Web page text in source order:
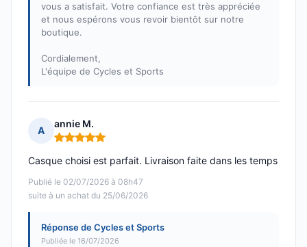
vous a satisfait. Votre confiance est très appréciée
et nous espérons vous revoir bientôt sur notre
boutique.
Cordialement,
L'équipe de Cycles et Sports
A
annie M.
Note : 5 sur 5
Publié le 02/07/2026 à 08h47
suite à un achat du 25/06/2026
Casque choisi est parfait. Livraison faite dans les temps
Réponse de Cycles et Sports
Publiée le 16/07/2026